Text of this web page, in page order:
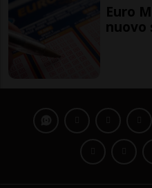
Euro
nuovo